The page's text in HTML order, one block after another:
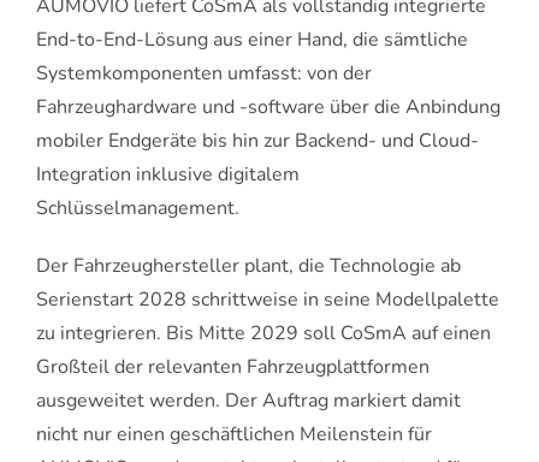
AUMOVIO liefert CoSmA als vollständig integrierte
End-to-End-Lösung aus einer Hand, die sämtliche
Systemkomponenten umfasst: von der
Fahrzeughardware und -software über die Anbindung
mobiler Endgeräte bis hin zur Backend- und Cloud-
Integration inklusive digitalem
Schlüsselmanagement.
Der Fahrzeughersteller plant, die Technologie ab
Serienstart 2028 schrittweise in seine Modellpalette
zu integrieren. Bis Mitte 2029 soll CoSmA auf einen
Großteil der relevanten Fahrzeugplattformen
ausgeweitet werden. Der Auftrag markiert damit
nicht nur einen geschäftlichen Meilenstein für